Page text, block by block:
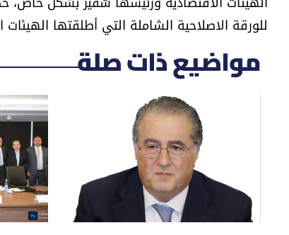
للورقة الاصلاحية الشاملة التي أطلقتها الهيئات
مواضيع ذات صلة